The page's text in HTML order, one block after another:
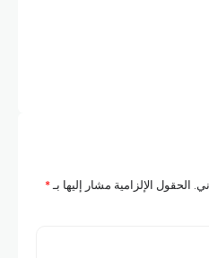
الحقول الإلزامية مشار إليها بـ*